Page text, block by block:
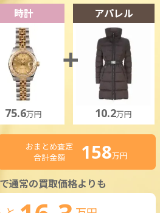
時計
75.6万円
アパレル
10.2万円
おまとめ査定
合計金額
158万円
通常の買取価格よりも